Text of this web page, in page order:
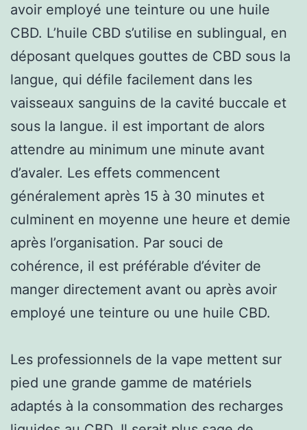
avoir employé une teinture ou une huile
CBD. L’huile CBD s’utilise en sublingual, en
déposant quelques gouttes de CBD sous la
langue, qui défile facilement dans les
vaisseaux sanguins de la cavité buccale et
sous la langue. il est important de alors
attendre au minimum une minute avant
d’avaler. Les effets commencent
généralement après 15 à 30 minutes et
culminent en moyenne une heure et demie
après l’organisation. Par souci de
cohérence, il est préférable d’éviter de
manger directement avant ou après avoir
employé une teinture ou une huile CBD.
Les professionnels de la vape mettent sur
pied une grande gamme de matériels
adaptés à la consommation des recharges